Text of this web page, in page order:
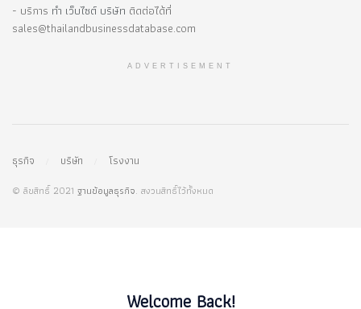
- บริการ ทำ เว็บไซต์ บริษัท ติดต่อได้ที่
sales@thailandbusinessdatabase.com
ADVERTISEMENT
ธุรกิจ บริษัท โรงงาน
© ลิขสิทธิ์ 2021 ฐานข้อมูลธุรกิจ. สงวนสิทธิ์ไว้ทั้งหมด
Welcome Back!